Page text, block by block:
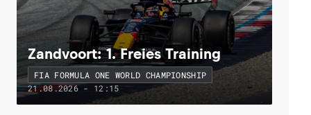
Zandvoort: 1. Freies Training
FIA FORMULA ONE WORLD CHAMPIONSHIP
21.08.2026 - 12:15